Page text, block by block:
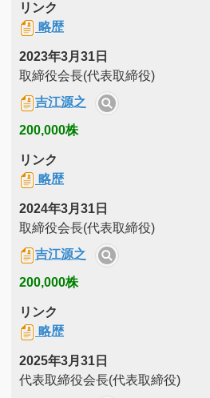
リンク
略歴
2023年3月31日
取締役会長(代表取締役)
吉江源之
200,000株
リンク
略歴
2024年3月31日
取締役会長(代表取締役)
吉江源之
200,000株
リンク
略歴
2025年3月31日
代表取締役会長(代表取締役)